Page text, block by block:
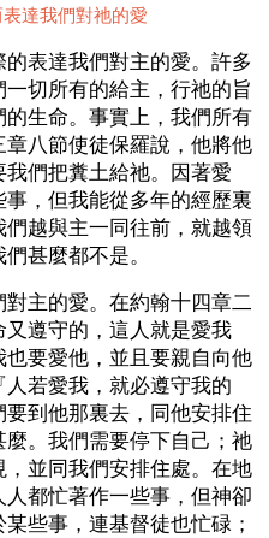
達我們對祂的愛
表達我們對主的愛。許多
切所有的給主，行祂的旨
生命。事實上，我們所有
八節使徒保羅說，他將他
們把糞土給祂。因著愛
，但我能從多年的經歷裏
越與主一同往前，就越領
甚麼都不是。
主的愛。在約翰十四章二
遵守的，這人就是愛我
要愛他，並且要親自向他
若愛我，就必遵守我的
到他那裏去，同他安排住
。我們需要停下自己；祂
並同我們安排住處。在地
都忙著作一些事，但神卻
些事，連基督徒也忙碌；